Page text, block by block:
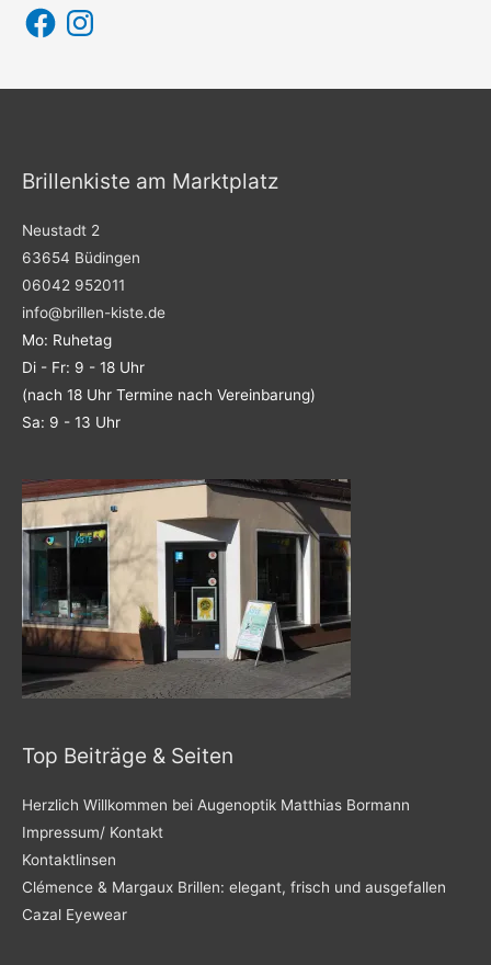
F
a
c
n
s
Brillenkiste am Marktplatz
Neustadt 2
63654 Büdingen
06042 952011
info@brillen-kiste.de
Mo: Ruhetag
Di - Fr: 9 - 18 Uhr
(nach 18 Uhr Termine nach Vereinbarung)
Sa: 9 - 13 Uhr
Top Beiträge & Seiten
Herzlich Willkommen bei Augenoptik Matthias Bormann
Impressum/ Kontakt
Kontaktlinsen
Clémence & Margaux Brillen: elegant, frisch und ausgefallen
Cazal Eyewear